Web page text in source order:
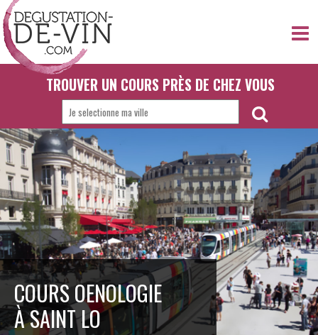
TROUVER UN COURS PRÈS DE CHEZ VOUS
COURS OENOLOGIE
À SAINT LO